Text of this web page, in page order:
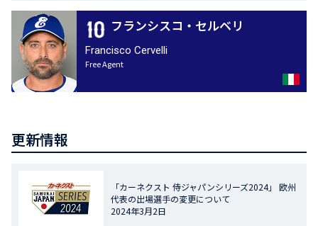
フランシスコ・セルベリ
Francisco Cervelli
Free Agent
更新情報
「カーネクスト 侍ジャパンシリーズ2024」 欧州
代表の出場選手の変更について
2024年3月2日